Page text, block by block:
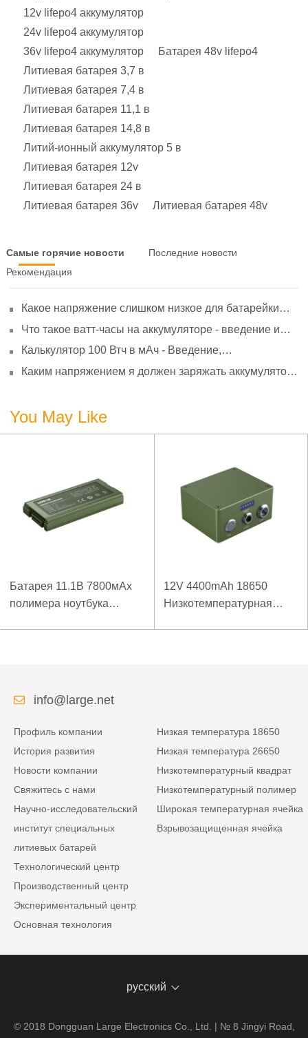
12v lifepo4 аккумулятор
24v lifepo4 аккумулятор
36v lifepo4 аккумулятор
Батарея 48v lifepo4
Литиевая батарея 3,7 в
Литиевая батарея 7,4 в
Литиевая батарея 11,1 в
Литиевая батарея 14,8 в
Литий-ионный аккумулятор 5 в
Литиевая батарея 12v
Литиевая батарея 24 в
Литиевая батарея 36v
Литиевая батарея 48v
Самые горячие новости
Последние новости
Рекомендация
Какое напряжение слишком низкое для батарейки
старение
Что такое ватт-часы на аккумуляторе - введение и
Калькулятор 100 Втч в мАч - Введение,
Каким напряжением я должен заряжать аккумулятор
You May Like
Батарея 11.1В 7800мАх
полимера ноутбука
12V 4400mAh 18650
Низкотемпературная
info@large.net
Профиль компании
История развития
Новости компании
Свяжитесь с нами
Научно-исследовательский
институт специальных
литиевых батарей
Технологический центр
Производственный центр
Экспериментальный центр
Основная технология
Низкая температура 18650
Низкая температура 26650
Низкотемпературный квадрат
Низкотемпературный полимер
Широкая температурная ячейка
Взрывозащищенная ячейка
русский
© 2018 Dongguan Large Electronics Co., Ltd. | № 8 Jingyi Road,